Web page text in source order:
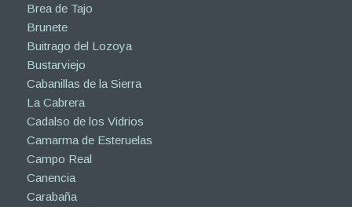
Brea de Tajo
Brunete
Buitrago del Lozoya
Bustarviejo
Cabanillas de la Sierra
La Cabrera
Cadalso de los Vidrios
Camarma de Esteruelas
Campo Real
Canencia
Carabaña